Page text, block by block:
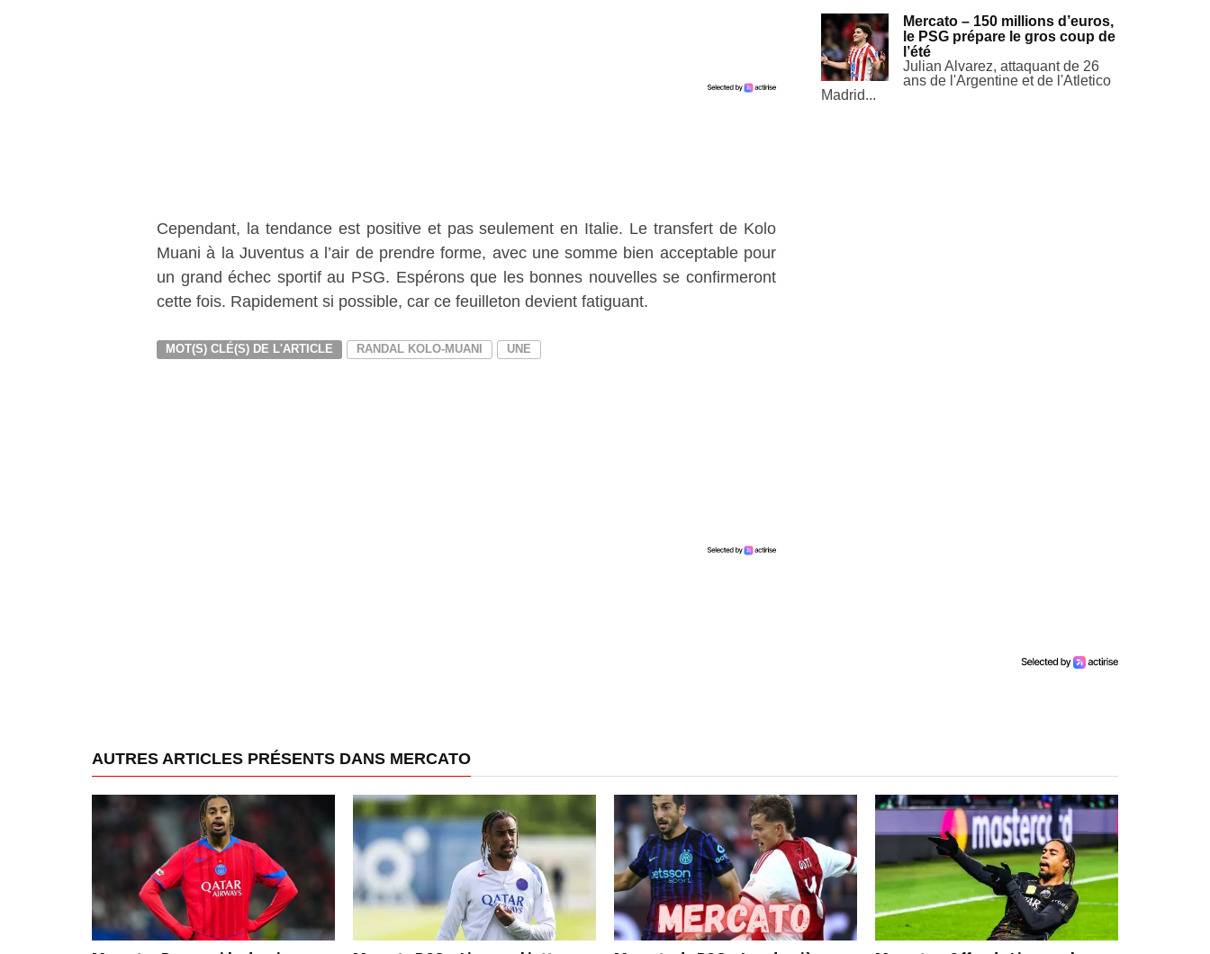
Cependant, la tendance est positive et pas seulement en Italie. Le transfert de Kolo
Muani à la Juventus a l’air de prendre forme, avec une somme bien acceptable pour
un grand échec sportif au PSG. Espérons que les bonnes nouvelles se confirmeront
cette fois. Rapidement si possible, car ce feuilleton devient fatiguant.
MOT(S) CLÉ(S) DE L'ARTICLE RANDAL KOLO-MUANI UNE
Mercato – 150 millions d’euros,
le PSG prépare le gros coup de
l’été
Julian Alvarez, attaquant de 26
ans de l'Argentine et de l'Atletico
Madrid...
AUTRES ARTICLES PRÉSENTS DANS MERCATO